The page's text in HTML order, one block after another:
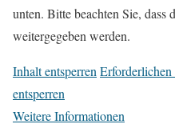
unten. Bitte beachten Sie, dass
weitergegeben werden.
Inhalt entsperren
entsperren
Weitere Informationen